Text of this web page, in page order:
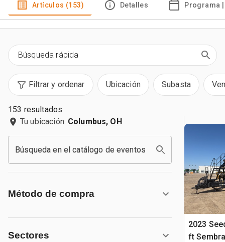
Artículos (153) Detalles Programa
Filtrar y ordenar Ubicación Subasta
153 resultados
Tu ubicación: Columbus, OH
Búsqueda en el catálogo de eventos
Método de compra
Sectores
2023
ft